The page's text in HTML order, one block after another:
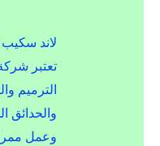
لاند
تعتبر
الترميم
والحدائق
وعمل